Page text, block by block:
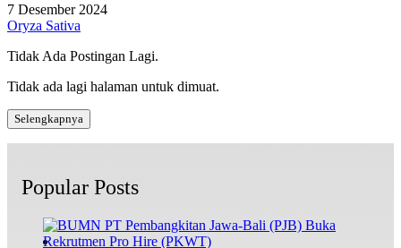
7 Desember 2024
Oryza Sativa
Tidak Ada Postingan Lagi.
Tidak ada lagi halaman untuk dimuat.
Selengkapnya
Popular Posts